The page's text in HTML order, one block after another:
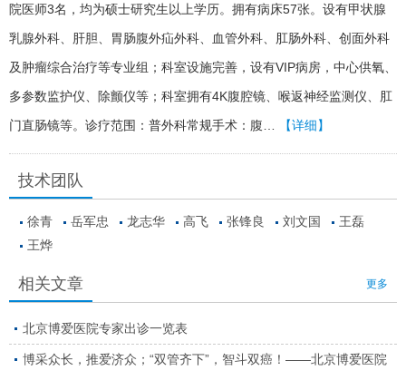
院医师3名，均为硕士研究生以上学历。拥有病床57张。设有甲状腺
乳腺外科、肝胆、胃肠腹外疝外科、血管外科、肛肠外科、创面外科
及肿瘤综合治疗等专业组；科室设施完善，设有VIP病房，中心供氧、
多参数监护仪、除颤仪等；科室拥有4K腹腔镜、喉返神经监测仪、肛
门直肠镜等。诊疗范围：普外科常规手术：腹…
【详细】
技术团队
徐青 岳军忠 龙志华 高飞 张锋良 刘文国
王磊
王烨
更多
相关文章
北京博爱医院专家出诊一览表
博采众长，推爱济众；“双管齐下”，智斗双癌！——北京博爱医院